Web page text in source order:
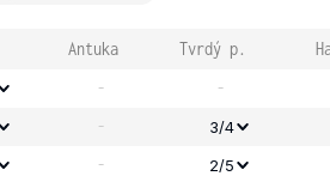
Antuka Tvrdý p.
- -
- 3/4
-
2/5